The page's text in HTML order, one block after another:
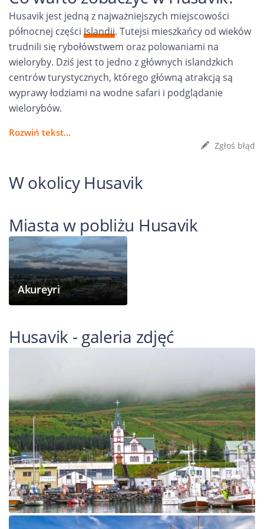
Husavik jest jedną z najważniejszych miejscowości
północnej części Islandii. Tutejsi mieszkańcy od wieków
trudnili się rybołówstwem oraz polowaniami na
wieloryby. Dziś jest to jedno z głównych islandzkich
centrów turystycznych, którego główną atrakcją są
wyprawy łodziami na wodne safari i podglądanie
wielorybów.
Rozwiń tekst...
Zgłoś błąd
W okolicy Husavik
Miasta w pobliżu Husavik
Akureyri
Husavik - galeria zdjęć